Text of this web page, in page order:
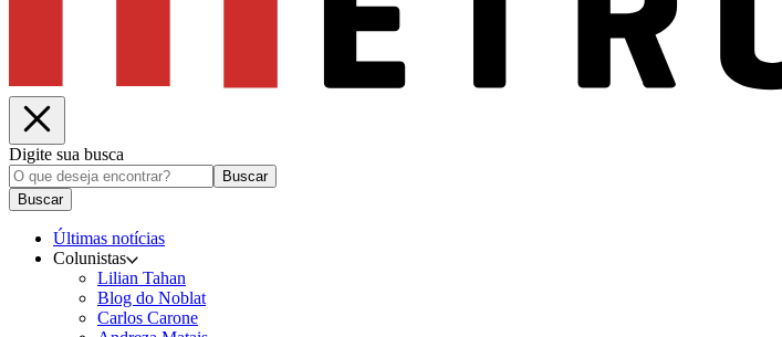
Digite sua busca
Buscar
Buscar
Últimas notícias
Colunistas
Lilian Tahan
Blog do Noblat
Carlos Carone